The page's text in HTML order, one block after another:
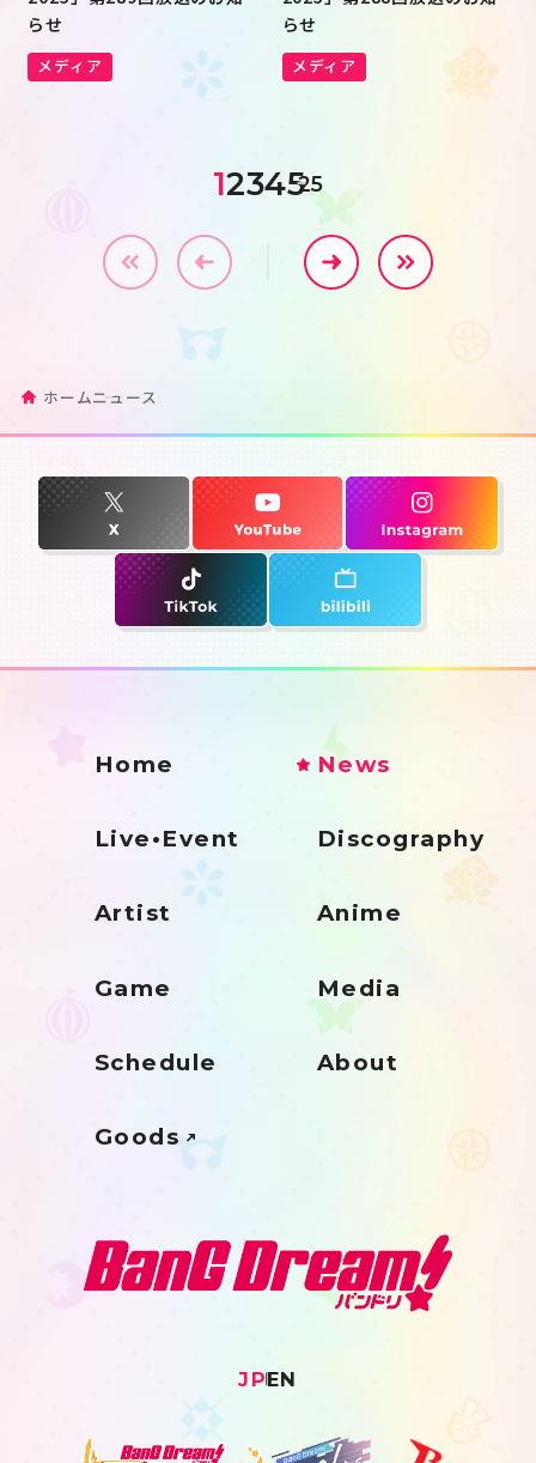
メディア
らせ
メディア
らせ
1234525
ホームニュース
Home News
Live•Event Discography
Artist Anime
Game Media
Schedule About
Goods
JPEN